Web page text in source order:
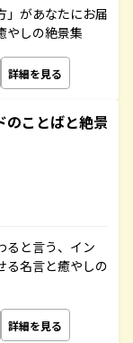
」があなたにお届
やしの絶景集
詳細を見る
のことばと絶景
ると言う、イン
る名言と癒やしの
詳細を見る